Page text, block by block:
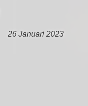
26 Januari 2023